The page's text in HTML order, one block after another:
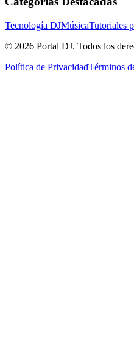
Tecnología DJMúsicaTutoriales
© 2026 Portal DJ. Todos los
Política de PrivacidadTérminos